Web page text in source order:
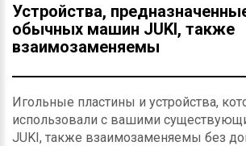
Устройства,
обычных машин JUKI, также
взаимозаменяемы
Игольные пластины и устройства,
использовали с вашими
JUKI, также взаимозаменяемы без